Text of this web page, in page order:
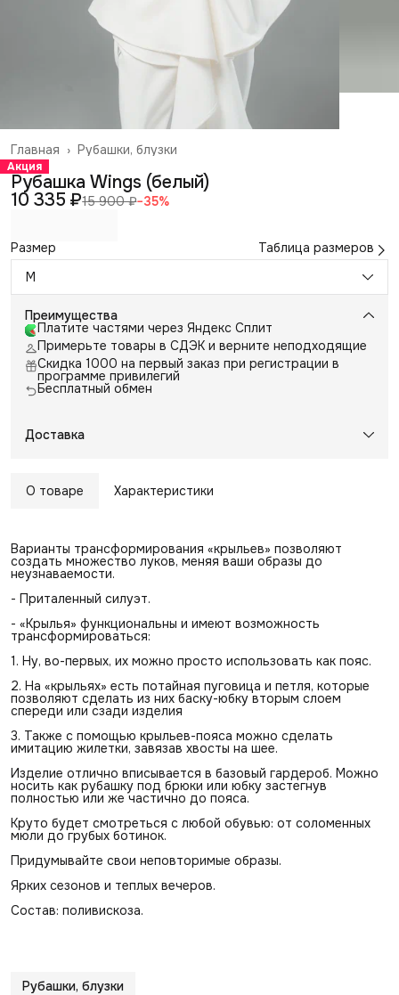
Рубашки, блузки
Главная ›
Акция
Рубашка Wings (белый)
10 335 ₽15 900 ₽−35%
Размер
Таблица размеров
M
Преимущества
Платите частями через Яндекс Сплит
Примерьте товары в СДЭК и верните неподходящие
Скидка 1000 на первый заказ при регистрации в
программе привилегий
Бесплатный обмен
Доставка
О товаре Характеристики
Варианты трансформирования «крыльев» позволяют
создать множество луков, меняя ваши образы до
неузнаваемости.
- ⁠Приталенный силуэт.
- «Крылья» функциональны и имеют возможность
трансформироваться:
1.⁠ ⁠Ну, во-первых, их можно просто использовать как пояс.
2.⁠ ⁠На «крыльях» есть потайная пуговица и петля, которые
позволяют сделать из них баску-юбку вторым слоем
спереди или сзади изделия
3.⁠ ⁠Также с помощью крыльев-пояса можно сделать
имитацию жилетки, завязав хвосты на шее.
Изделие отлично вписывается в базовый гардероб. Можно
носить как рубашку под брюки или юбку застегнув
полностью или же частично до пояса.
⁠Круто будет смотреться с любой обувью: от соломенных
мюли до грубых ботинок.
Придумывайте свои неповторимые образы.
Ярких сезонов и теплых вечеров.
Состав: поливискоза.
Рубашки, блузки